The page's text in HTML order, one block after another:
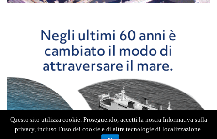
Questo sito utilizza cookie. Proseguendo, accetti la nostra Informativa sulla
privacy, incluso l’uso dei cookie e di altre tecnologie di localizzazione.